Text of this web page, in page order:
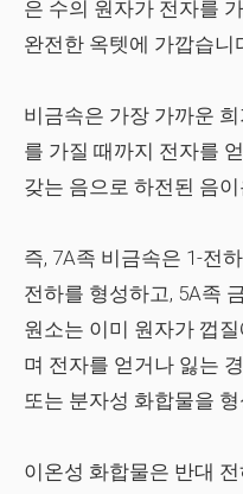
은 수의 원자가 전자를
완전한 옥텟에 가깝습니
비금속은 가장 가까운
를 가질 때까지 전자를
갖는 음으로 하전된 음
즉, 7A족 비금속은 1-전
전하를 형성하고, 5A족
원소는 이미 원자가 껍
며 전자를 얻거나 잃는
또는 분자성 화합물을
이온성 화합물은 반대